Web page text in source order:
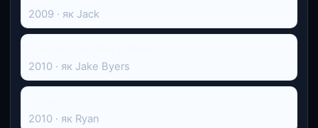
2009 · як Jack
2010 · як Jake Byers
2010 · як Ryan